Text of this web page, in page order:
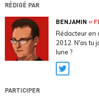
RÉDIGÉ PAR
BENJAMIN «
Rédacteur en
2012. N'as tu
lune ?
Twitter
PARTICIPER